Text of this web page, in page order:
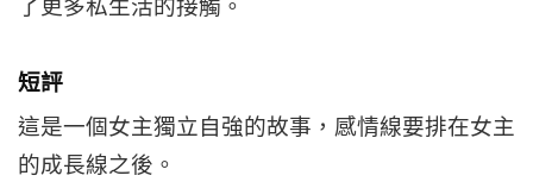
了更多私生活的接觸。
短評
這是一個女主獨立自強的故事，感情線要排在女主
的成長線之後。